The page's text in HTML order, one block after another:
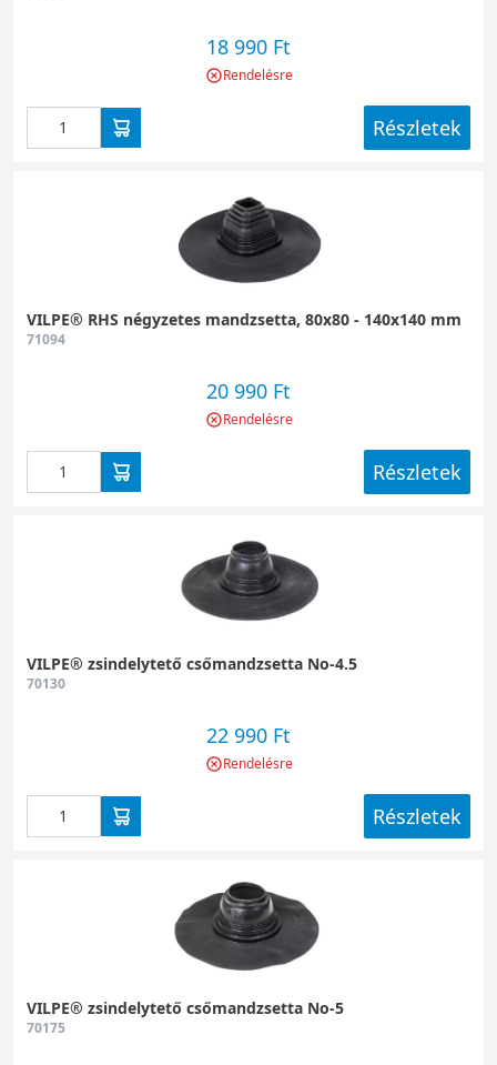
18 990 Ft
Rendelésre
Részletek
VILPE® RHS négyzetes mandzsetta, 80x80 - 140x140 mm
71094
20 990 Ft
Rendelésre
Részletek
VILPE® zsindelytető csőmandzsetta No-4.5
70130
22 990 Ft
Rendelésre
Részletek
VILPE® zsindelytető csőmandzsetta No-5
70175